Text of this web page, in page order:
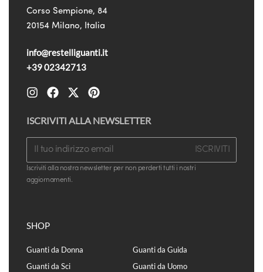
Corso Sempione, 84
20154 Milano, Italia
info@restelliguanti.it
+39 02342713
ISCRIVITI ALLA NEWSLETTER
ISCRIVITI
Iscriviti alla nostra newsletter per non perderti tutti i nostri
aggiornamenti.
SHOP
Guanti da Donna
Guanti da Guida
Guanti da Sci
Guanti da Uomo